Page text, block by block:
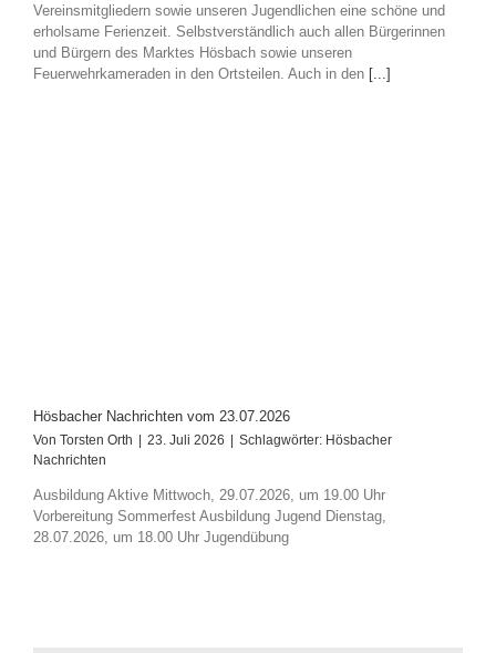
Vereinsmitgliedern sowie unseren Jugendlichen eine schöne und
erholsame Ferienzeit. Selbstverständlich auch allen Bürgerinnen
und Bürgern des Marktes Hösbach sowie unseren
Feuerwehrkameraden in den Ortsteilen. Auch in den [...]
Hösbacher Nachrichten vom 23.07.2026
Von Torsten Orth | 23. Juli 2026 | Schlagwörter: Hösbacher
Nachrichten
Ausbildung Aktive Mittwoch, 29.07.2026, um 19.00 Uhr
Vorbereitung Sommerfest Ausbildung Jugend Dienstag,
28.07.2026, um 18.00 Uhr Jugendübung